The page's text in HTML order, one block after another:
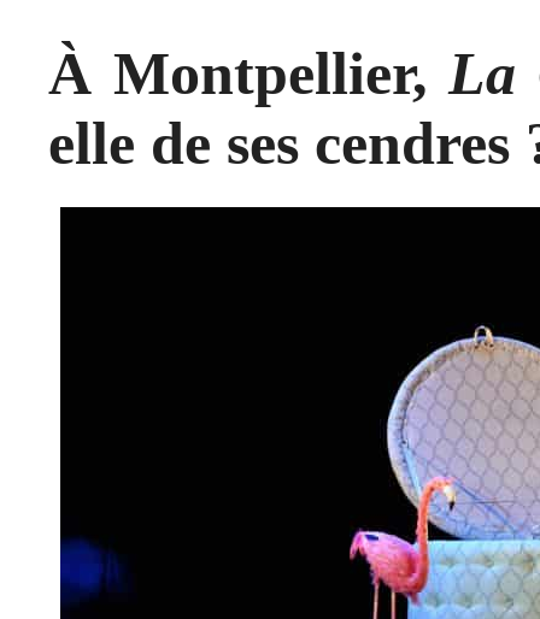
À Montpellier,La
elle de ses cendres